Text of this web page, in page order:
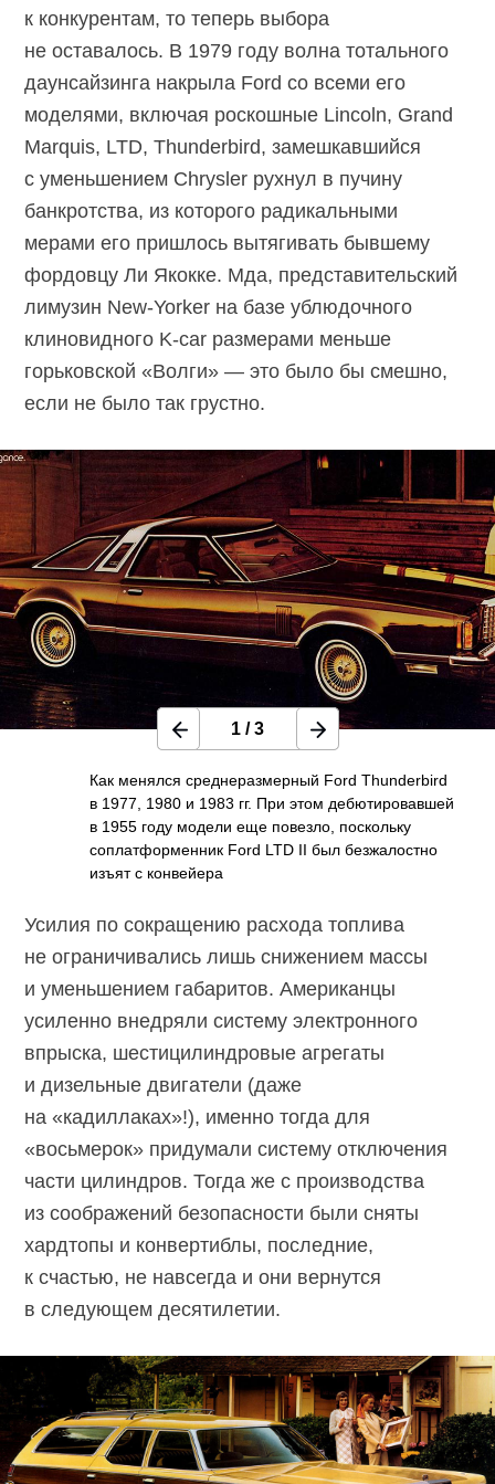
к конкурентам, то теперь выбора
не оставалось. В 1979 году волна тотального
даунсайзинга накрыла Ford со всеми его
моделями, включая роскошные Lincoln, Grand
Marquis, LTD, Thunderbird, замешкавшийся
с уменьшением Chrysler рухнул в пучину
банкротства, из которого радикальными
мерами его пришлось вытягивать бывшему
фордовцу Ли Якокке. Мда, представительский
лимузин New-Yorker на базе ублюдочного
клиновидного K-car размерами меньше
горьковской «Волги» — это было бы смешно,
если не было так грустно.
Как менялся среднеразмерный Ford Thunderbird
в 1977, 1980 и 1983 гг. При этом дебютировавшей
в 1955 году модели еще повезло, поскольку
соплатформенник Ford LTD II был безжалостно
изъят с конвейера
1 /3
Усилия по сокращению расхода топлива
не ограничивались лишь снижением массы
и уменьшением габаритов. Американцы
усиленно внедряли систему электронного
впрыска, шестицилиндровые агрегаты
и дизельные двигатели (даже
на «кадиллаках»!), именно тогда для
«восьмерок» придумали систему отключения
части цилиндров. Тогда же с производства
из соображений безопасности были сняты
хардтопы и конвертиблы, последние,
к счастью, не навсегда и они вернутся
в следующем десятилетии.